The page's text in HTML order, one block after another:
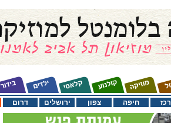
דרום ירושלים צפון חיפה